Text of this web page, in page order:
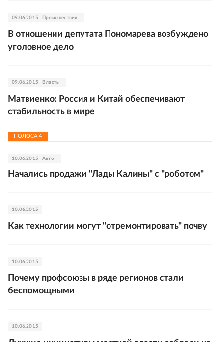
09.06.2015 Происшествия
В отношении депутата Пономарева возбуждено
уголовное дело
09.06.2015 Власть
Матвиенко: Россия и Китай обеспечивают
стабильность в мире
ПОЛОСА 4
10.06.2015 Авто
Начались продажи "Лады Калины" с "роботом"
10.06.2015
Как технологии могут "отремонтировать" почву
10.06.2015
Почему профсоюзы в ряде регионов стали
беспомощными
10.06.2015